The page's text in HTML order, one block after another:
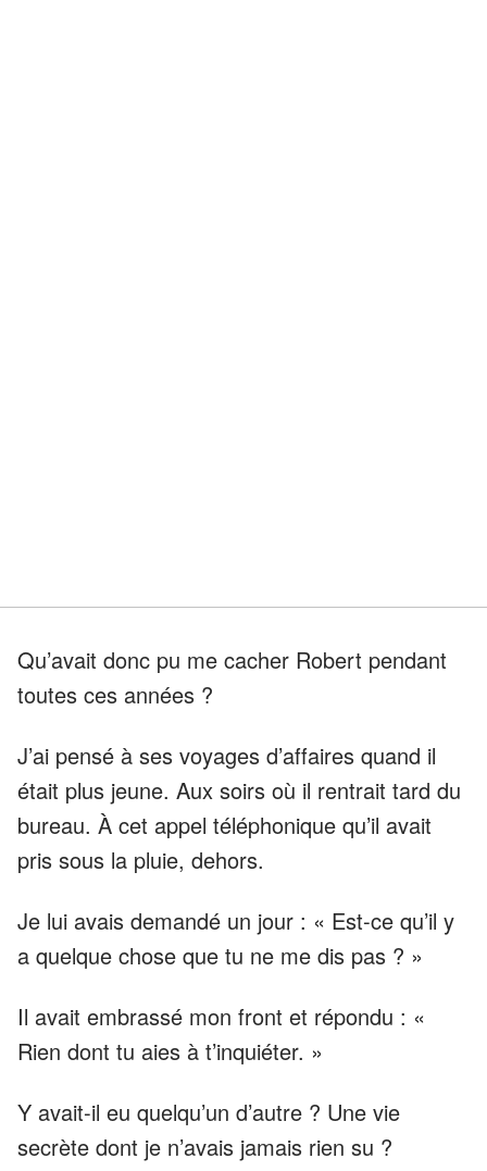
Qu’avait donc pu me cacher Robert pendant
toutes ces années ?
J’ai pensé à ses voyages d’affaires quand il
était plus jeune. Aux soirs où il rentrait tard du
bureau. À cet appel téléphonique qu’il avait
pris sous la pluie, dehors.
Je lui avais demandé un jour : « Est-ce qu’il y
a quelque chose que tu ne me dis pas ? »
Il avait embrassé mon front et répondu : «
Rien dont tu aies à t’inquiéter. »
Y avait-il eu quelqu’un d’autre ? Une vie
secrète dont je n’avais jamais rien su ?